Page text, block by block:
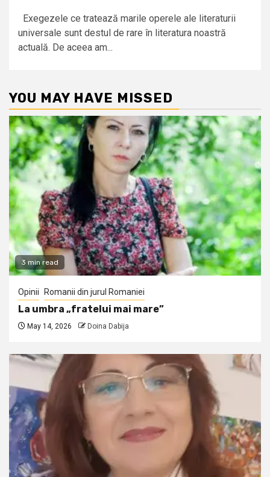
Exegezele ce tratează marile operele ale literaturii
universale sunt destul de rare în literatura noastră
actuală. De aceea am...
YOU MAY HAVE MISSED
3 min read
Opinii Romanii din jurul Romaniei
La umbra „fratelui mai mare”
May 14, 2026 Doina Dabija